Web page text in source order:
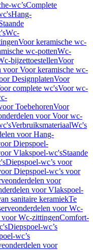
wc’sComplete
Hang-
Wc-
Voor keramische wc-
wc-pottenWc-
bijzettoestellenVoor
voor Voor keramische wc-
DesignplatenVoor
complete wc'sVoor wc-
ToebehorenVoor
voor Voor wc-
VerbruiksmateriaalWc's
voor Hang-
Diepspoel-
Vlakspoel-wc'sStaande
Diepspoel-wc’s voor
Diepspoel-wc’s voor
voor
voor Vlakspoel-
sanitaire keramiekTe
voor Wc-
voor Wc-zittingenComfort-
Diepspoel-wc’s
wc’s
voor